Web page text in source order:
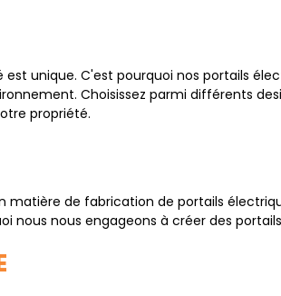
unique. C'est pourquoi nos portails
Choisissez parmi différents
propriété.
matière de fabrication de portails
nous nous engageons à créer des